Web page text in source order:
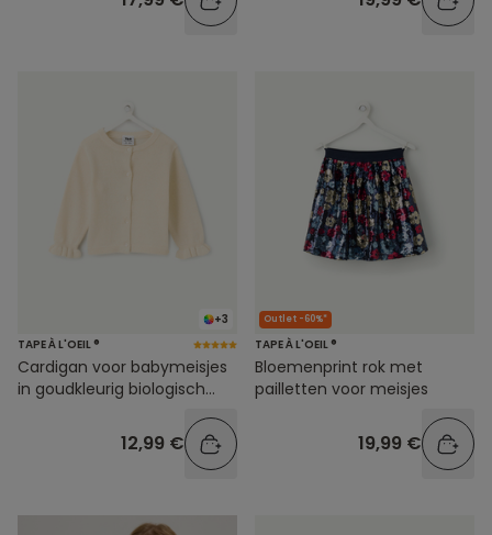
+3
TAPE À L'OEIL ®
Cardigan voor babymeisjes
in goudkleurig biologisch
12,99 €
Outlet -60%*
TAPE À L'OEIL ®
Bloemenprint rok met
pailletten voor meisjes
19,99 €